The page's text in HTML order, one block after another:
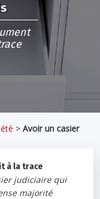
>Avoir un casier
à la trace
judiciaire qui
majorité